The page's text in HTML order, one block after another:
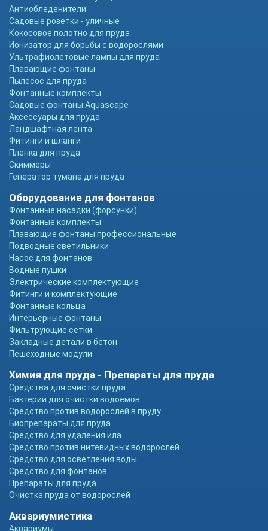
Антиобледенители
Садовые розетки - уличные
Кокосовое полотно для пруда
Ионизатор для борьбы с водорослями
Ультрафиолетовые лампы для пруда
Плавающие фонтаны
Пылесос для пруда
Фонтанные комплекты
Садовые фонтаны Aquascape
Аксессуары для пруда
Ландшафтная лента
Фитинги и шланги
Пленка для пруда
Скиммеры
Генератор тумана для пруда
Оборудование для фонтанов
Фонтанные насадки (форсунки)
Фонтанные комплекты
Плавающие фонтаны профессиональные
Подводные светильники
Насос для фонтанов
Водные пушки
Электрические комплектующие
Фитинги и комплектующие
Фонтанные кольца
Интерьерные фонтаны
Фильтрующие сетки
Закладные детали в бетон
Пешеходные модули
Химия для пруда - Препараты для пруда
Средства для очистки пруда
Бактерии для очистки водоемов
Средство против водорослей в пруду
Биопрепараты для пруда
Средство для удаления ила
Средство против нитевидных водорослей
Средство для осветления воды
Средство для фонтанов
Препараты для пруда
Очистка пруда от водорослей
Аквариумистика
Аквариумы